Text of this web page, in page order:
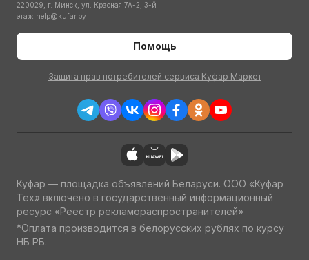
220029, г. Минск, ул. Красная 7А-2, 3-й
этаж help@kufar.by
Помощь
Защита прав потребителей сервиса Куфар Маркет
Куфар — площадка объявлений Беларуси. ООО «Куфар
Тех» включено в государственный информационный
ресурс «Реестр рекламораспространителей»
*Оплата производится в белорусских рублях по курсу
НБ РБ.